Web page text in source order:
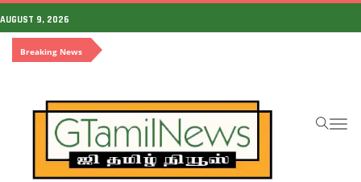
AUGUST 9, 2026
Breaking News